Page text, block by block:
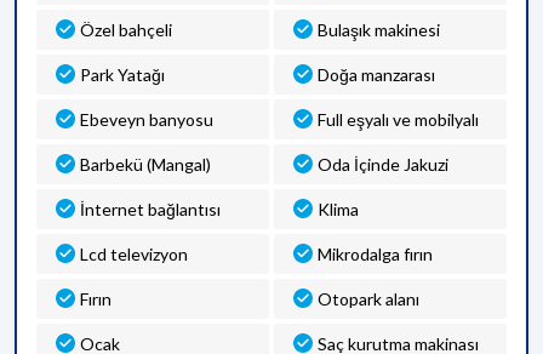
Özel bahçeli Bulaşık makinesi
Park Yatağı Doğa manzarası
Ebeveyn banyosu Full eşyalı ve mobilyalı
Barbekü (Mangal) Oda İçinde Jakuzi
İnternet bağlantısı Klima
Lcd televizyon Mikrodalga fırın
Fırın Otopark alanı
Ocak Saç kurutma makinası